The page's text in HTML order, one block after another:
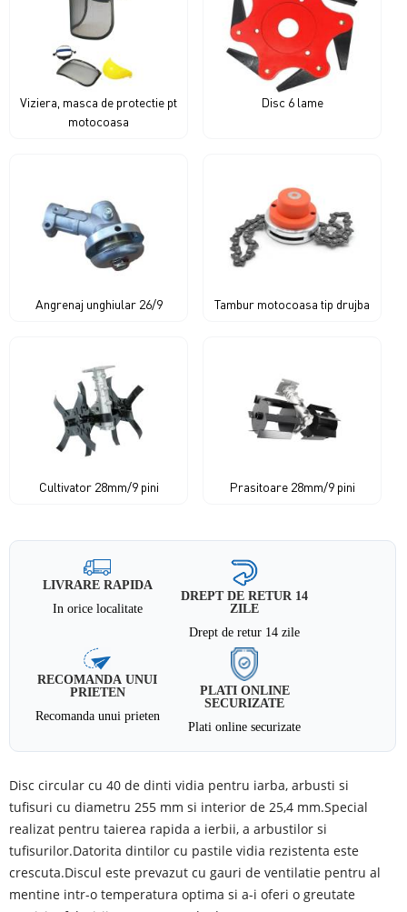
Viziera, masca de protectie pt
motocoasa
Disc 6 lame
Angrenaj unghiular 26/9 Tambur motocoasa tip drujba
Cultivator 28mm/9 pini Prasitoare 28mm/9 pini
LIVRARE RAPIDA
In orice localitate
DREPT DE RETUR 14
ZILE
Drept de retur 14 zile
RECOMANDA UNUI
PRIETEN
Recomanda unui prieten
PLATI ONLINE
SECURIZATE
Plati online securizate
Disc circular cu 40 de dinti vidia pentru iarba, arbusti si
tufisuri cu diametru 255 mm si interior de 25,4 mm.Special
realizat pentru taierea rapida a ierbii, a arbustilor si
tufisurilor.Datorita dintilor cu pastile vidia rezistenta este
crescuta.Discul este prevazut cu gauri de ventilatie pentru al
mentine intr-o temperatura optima si a-i oferi o greutate